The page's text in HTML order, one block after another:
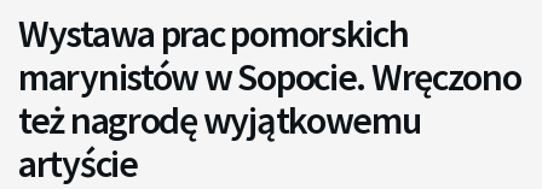
Wystawa prac pomorskich
marynistów w Sopocie. Wręczono
też nagrodę wyjątkowemu
artyście